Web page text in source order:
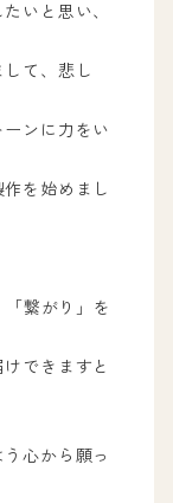
いと思い、
て、悲し
ンに力をい
を始めまし
繋がり」を
できますと
心から願っ